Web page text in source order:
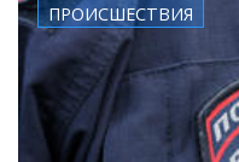
ПРОИСШЕСТВИЯ